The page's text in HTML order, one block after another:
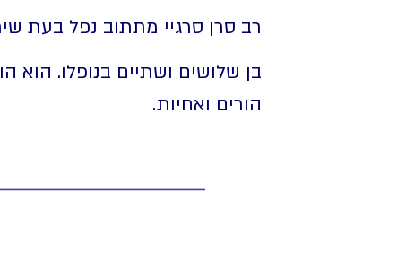
רב סרן סרגיי מתתוב נפל בעת
בן שלושים ושתיים בנופלו. הוא
הורים ואחיות.